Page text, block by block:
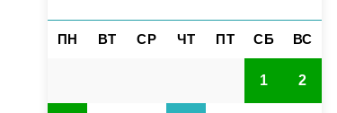
ПН ВТ СР ЧТ ПТ СБ ВС
1 2